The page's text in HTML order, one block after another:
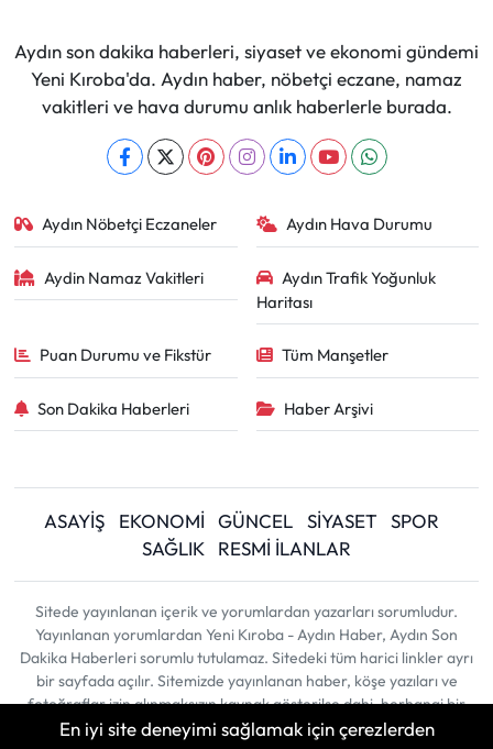
Aydın son dakika haberleri, siyaset ve ekonomi gündemi
Yeni Kıroba'da. Aydın haber, nöbetçi eczane, namaz
vakitleri ve hava durumu anlık haberlerle burada.
Aydın Nöbetçi Eczaneler Aydın Hava Durumu
Aydin Namaz Vakitleri
Aydın Trafik Yoğunluk
Haritası
Puan Durumu ve Fikstür Tüm Manşetler
Son Dakika Haberleri Haber Arşivi
ASAYİŞ EKONOMİ GÜNCEL SİYASET
SPOR
SAĞLIK
RESMİ İLANLAR
Sitede yayınlanan içerik ve yorumlardan yazarları sorumludur.
Yayınlanan yorumlardan Yeni Kıroba - Aydın Haber, Aydın Son
Dakika Haberleri sorumlu tutulamaz. Sitedeki tüm harici linkler ayrı
bir sayfada açılır. Sitemizde yayınlanan haber, köşe yazıları ve
fotoğraflar izin alınmaksızın kaynak gösterilse dahi, herhangi bir
ortamda kullanılamaz ve yayınlanamaz
En iyi site deneyimi sağlamak için çerezlerden